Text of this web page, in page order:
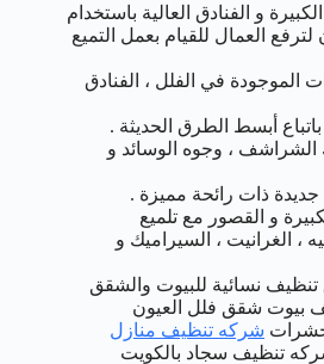
و الفنادق العالية باستخدام
العمال للقيام بعمل التميع
الموجودة في الفلل ، الفنادق
باتباع أبسط الطرق الحديثة .
الشراشف ، وجوه الوسائد و
ذات رائحة مميزة .
و القصور مع تلميع
، الغرانيت ، السيراميك و
نسائية للبيوت والشقق
بيوت شقق فلل العيون
حشرات شركه تنظيف منازل
تنظيف سجاد بالكويت